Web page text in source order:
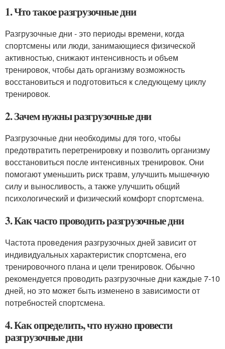
1. Что такое разгрузочные дни
Разгрузочные дни - это периоды времени, когда
спортсмены или люди, занимающиеся физической
активностью, снижают интенсивность и объем
тренировок, чтобы дать организму возможность
восстановиться и подготовиться к следующему циклу
тренировок.
2. Зачем нужны разгрузочные дни
Разгрузочные дни необходимы для того, чтобы
предотвратить перетренировку и позволить организму
восстановиться после интенсивных тренировок. Они
помогают уменьшить риск травм, улучшить мышечную
силу и выносливость, а также улучшить общий
психологический и физический комфорт спортсмена.
3. Как часто проводить разгрузочные дни
Частота проведения разгрузочных дней зависит от
индивидуальных характеристик спортсмена, его
тренировочного плана и цели тренировок. Обычно
рекомендуется проводить разгрузочные дни каждые 7-10
дней, но это может быть изменено в зависимости от
потребностей спортсмена.
4. Как определить, что нужно провести
разгрузочные дни